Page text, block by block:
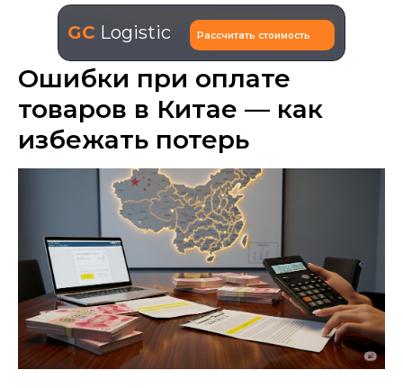
GC Logistic Рассчитать стоимость
Ошибки при оплате
товаров в Китае — как
избежать потерь